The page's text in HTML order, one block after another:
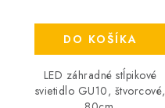
DO KOŠÍKA
LED záhradné stĺpikové
svietidlo GU10, štvorcové,